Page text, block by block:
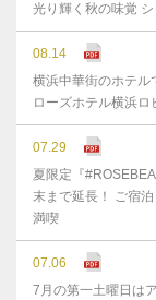
光り輝く秋の味覚
08.14
横浜中華街のホテ
ローズホテル横浜ロ
07.29
夏限定『
末まで延⻑！ ご宿
満喫
07.06
7月の第一土曜日は